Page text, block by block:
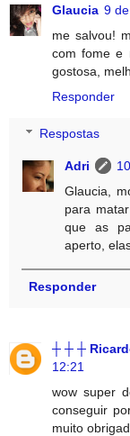
Glaucia 9
me salvou!
com fome e
gostosa,
Responder
Respostas
Adri
Glaucia,
para
que as
aperto,
Responder
┼ ┼ ┼
12:21
wow super
conseguir
muito